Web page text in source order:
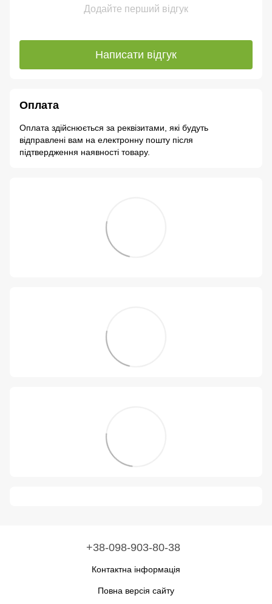
Додайте перший відгук
Написати відгук
Оплата
Оплата здійснюється за реквізитами, які будуть
відправлені вам на електронну пошту після
підтвердження наявності товару.
+38-098-903-80-38
Контактна інформація
Повна версія сайту